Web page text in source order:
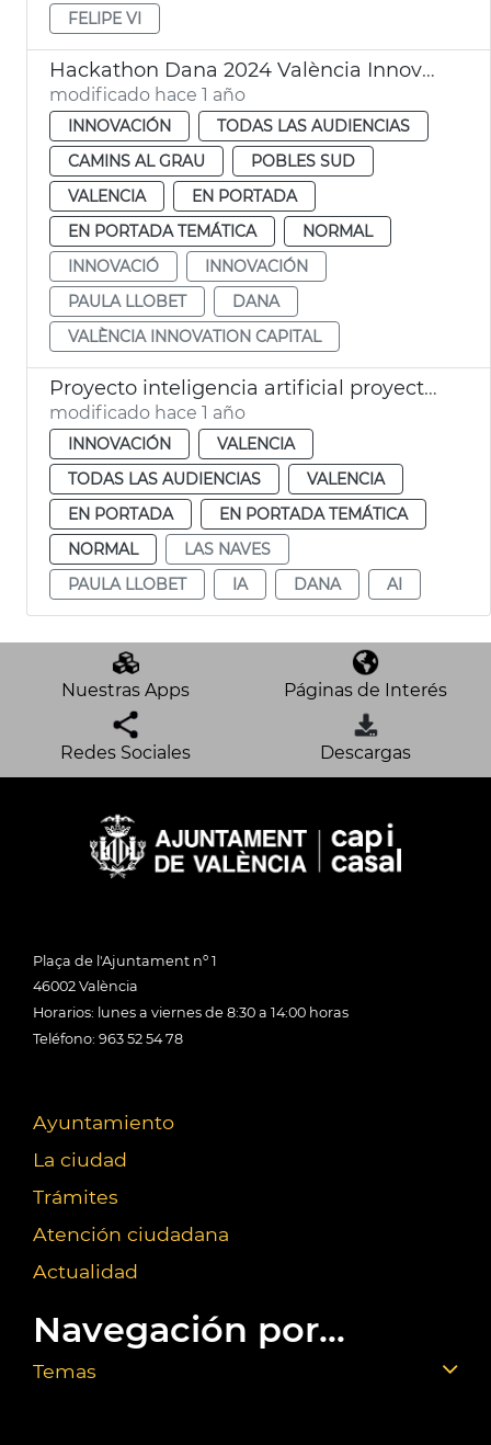
FELIPE VI
Hackathon Dana 2024 València Innovation Capital
modificado hace 1 año
INNOVACIÓN
TODAS LAS AUDIENCIAS
CAMINS AL GRAU
POBLES SUD
VALENCIA
EN PORTADA
EN PORTADA TEMÁTICA
NORMAL
INNOVACIÓ
INNOVACIÓN
PAULA LLOBET
DANA
VALÈNCIA INNOVATION CAPITAL
Proyecto inteligencia artificial proyecto Citcom
modificado hace 1 año
INNOVACIÓN
VALENCIA
TODAS LAS AUDIENCIAS
VALENCIA
EN PORTADA
EN PORTADA TEMÁTICA
NORMAL
LAS NAVES
PAULA LLOBET
IA DANA AI
Nuestras Apps Páginas de Interés
Redes Sociales Descargas
Plaça de l'Ajuntament nº 1
46002 València
Horarios: lunes a viernes de 8:30 a 14:00 horas
Teléfono: 963 52 54 78
Ayuntamiento
La ciudad
Trámites
Atención ciudadana
Actualidad
Navegación por...
Temas